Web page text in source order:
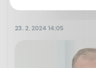
23. 2. 2024 14:05